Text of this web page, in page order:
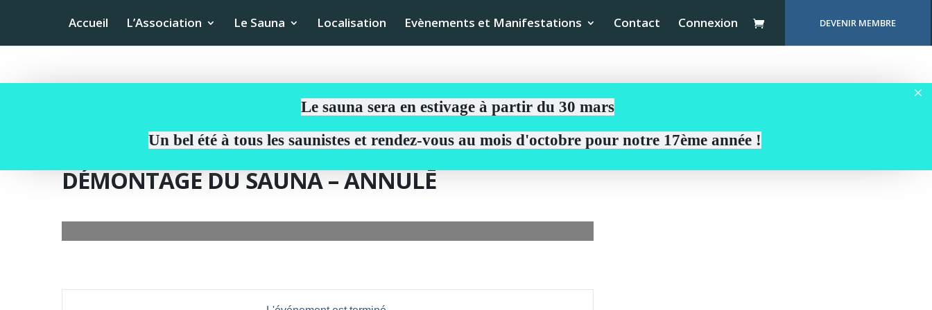
Le sauna sera en estivage à partir du 30 mars
Un bel été à tous les saunistes et rendez-vous au mois d'octobre pour notre 17ème année !
DEVENIR MEMBRE
Accueil L’Association Le Sauna Localisation Evènements et Manifestations Contact Connexion
DÉMONTAGE DU SAUNA – ANNULĒ